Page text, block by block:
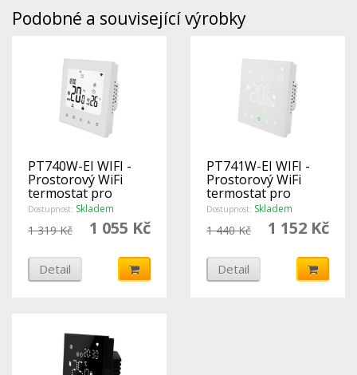
Podobné a související výrobky
PT740W-EI WIFI -
Prostorový WiFi
termostat pro
ovládání
elektrického topení
- Elektrobock
Dostupnost: Skladem
1 055 Kč
1 319 Kč
Detail
PT741W-EI WIFI -
Prostorový WiFi
termostat pro
ovládání
elektrického topení
- Elektrobock
Dostupnost: Skladem
1 152 Kč
1 440 Kč
Detail